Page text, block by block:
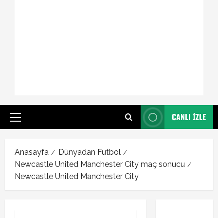
Primary
CANLI İZLE
Anasayfa
Dünyadan Futbol
Newcastle United Manchester City maç sonucu
Newcastle United Manchester City